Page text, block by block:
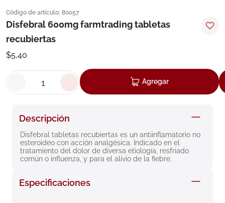
Código de artículo: 80057
Disfebral 600mg farmtrading tabletas
recubiertas
$5,40
Agregar
Descripción
Disfebral tabletas recubiertas es un antiinflamatorio no
esteroideo con acción analgésica. Indicado en el
tratamiento del dolor de diversa etiología, resfriado
común o influenza, y para el alivio de la fiebre.
Especificaciones
1. eucerin
cerave
7. degraler
8. roche posay
9. isdin